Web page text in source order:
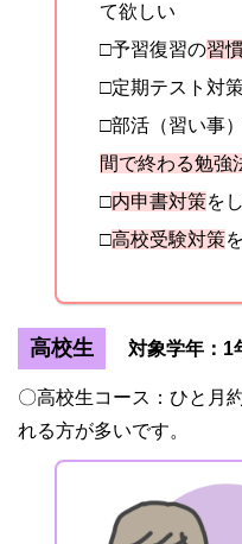
て欲しい
□予習復習の習
□定期テスト対
□部活（習い事
間で終わる勉強
□内申書対策を
□高校受験対策
高校生 対象学年：1
〇高校生コース：ひと月
れる方が多いです。